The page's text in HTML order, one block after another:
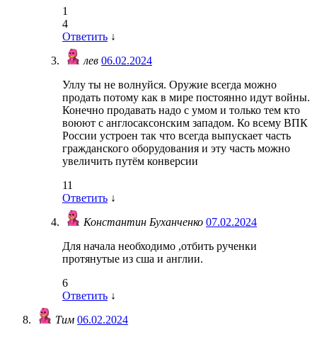
1
4
Ответить ↓
лев 06.02.2024
Уллу ты не волнуйся. Оружие всегда можно
продать потому как в мире постоянно идут войны.
Конечно продавать надо с умом и только тем кто
воюют с англосаксонским западом. Ко всему ВПК
России устроен так что всегда выпускает часть
гражданского оборудования и эту часть можно
увеличить путём конверсии
11
Ответить ↓
Константин Буханченко 07.02.2024
Для начала необходимо ,отбить рученки
протянутые из сша и англии.
6
Ответить ↓
Тим 06.02.2024